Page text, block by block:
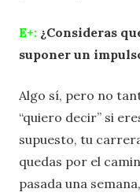
E+: ¿Consideras
suponer un
Algo sí, pero no
“quiero decir” si
supuesto, tu
quedas por el
pasada una